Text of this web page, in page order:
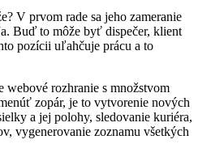
V prvom rade sa jeho zameranie
Buď to môže byť dispečer, klient
pozícii uľahčuje prácu a to
webové rozhranie s množstvom
zopár, je to vytvorenie nových
a jej polohy, sledovanie kuriéra,
vygenerovanie zoznamu všetkých